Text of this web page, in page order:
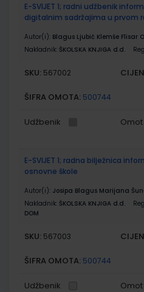
E-SVIJET 1; radni udžbenik
digitalnim sadržajima u prvom
Autor(i): Blagus Ljubić Klemše Flisar
Nakladnik: ŠKOLSKA KNJIGA d.d.
SKU: 567002
ŠIFRA OMOTA: 500744
Udžbenik Omot
E-SVIJET 1; radna bilježnica
osnovne škole
Autor(i): Josipa Blagus Marijana
Nakladnik: ŠKOLSKA KNJIGA d.d.
DOM
SKU: 567003
ŠIFRA OMOTA: 500744
Udžbenik Omot